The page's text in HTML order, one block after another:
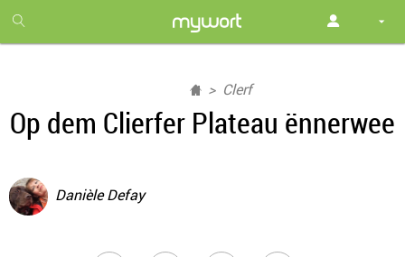
month
free
Clerf
Op dem Clierfer Plateau ënnerwee
Danièle Defay